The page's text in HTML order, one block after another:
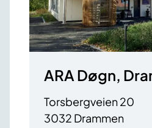
ARA Døgn,
Torsbergveien 20
3032 Drammen